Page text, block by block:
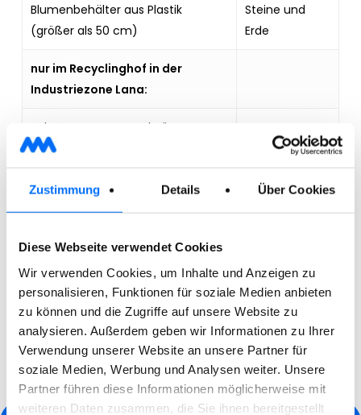
Zustimmung Details Über Cookies
Diese Webseite verwendet Cookies
Wir verwenden Cookies, um Inhalte und Anzeigen zu
personalisieren, Funktionen für soziale Medien anbieten
zu können und die Zugriffe auf unsere Website zu
analysieren. Außerdem geben wir Informationen zu Ihrer
Verwendung unserer Website an unsere Partner für
soziale Medien, Werbung und Analysen weiter. Unsere
Partner führen diese Informationen möglicherweise mit
weiteren Daten zusammen, die Sie ihnen bereitgestellt
Blumenbehälter aus Plastik
(größer als 50 cm)
Steine und
Erde
nur im Recyclinghof in der
Industriezone Lana:
Rahmen, Fenster und Türen
Korbflaschen oder große Kanister
Bretter und große Holzstücke
Holzkisten
Plastikplanen